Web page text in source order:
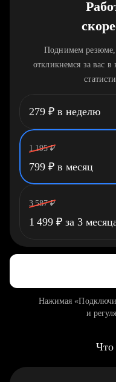
Поднимем
откликнемся за вас
279 ₽ в неделю
1 195 ₽
799 ₽ в месяц
3 587 ₽
1 499 ₽ за 3
Нажимая
и
Что